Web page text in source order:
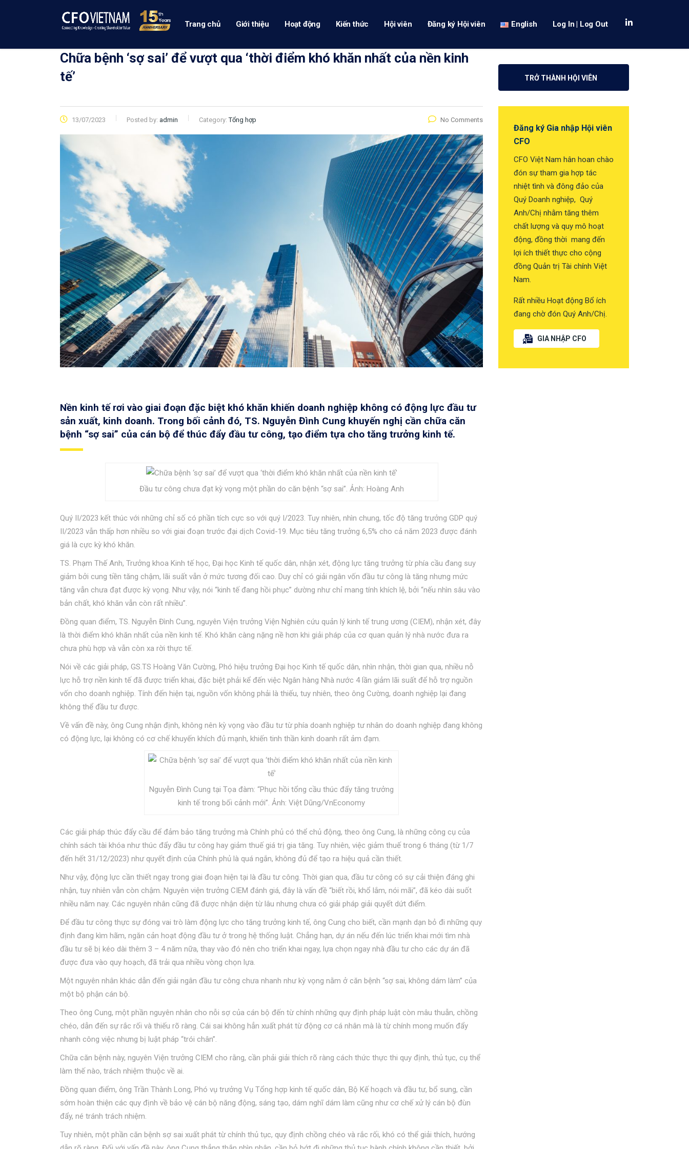
Trang chủ Giới thiệu Hoạt động Kiến thức Hội viên Đăng ký Hội viên English Log In | Log Out
Chữa bệnh ‘sợ sai’ để vượt qua ‘thời điểm khó khăn nhất của nền kinh
tế’
13/07/2023 Posted by: admin Category:Tổng hợp No Comments
Nền kinh tế rơi vào giai đoạn đặc biệt khó khăn khiến doanh nghiệp không có động lực đầu tư
sản xuất, kinh doanh. Trong bối cảnh đó, TS. Nguyễn Đình Cung khuyến nghị cần chữa căn
bệnh “sợ sai” của cán bộ để thúc đẩy đầu tư công, tạo điểm tựa cho tăng trưởng kinh tế.
Đầu tư công chưa đạt kỳ vọng một phần do căn bệnh “sợ sai”. Ảnh: Hoàng Anh
Quý II/2023 kết thúc với những chỉ số có phần tích cực so với quý I/2023. Tuy nhiên, nhìn chung, tốc độ tăng trưởng GDP quý
II/2023 vẫn thấp hơn nhiều so với giai đoạn trước đại dịch Covid-19. Mục tiêu tăng trưởng 6,5% cho cả năm 2023 được đánh
giá là cực kỳ khó khăn.
TS. Phạm Thế Anh, Trưởng khoa Kinh tế học, Đại học Kinh tế quốc dân, nhận xét, động lực tăng trưởng từ phía cầu đang suy
giảm bởi cung tiền tăng chậm, lãi suất vẫn ở mức tương đối cao. Duy chỉ có giải ngân vốn đầu tư công là tăng nhưng mức
tăng vẫn chưa đạt được kỳ vọng. Như vậy, nói “kinh tế đang hồi phục” dường như chỉ mang tính khích lệ, bởi “nếu nhìn sâu vào
bản chất, khó khăn vẫn còn rất nhiều”.
Đồng quan điểm, TS. Nguyễn Đình Cung, nguyên Viện trưởng Viện Nghiên cứu quản lý kinh tế trung ương (CIEM), nhận xét, đây
là thời điểm khó khăn nhất của nền kinh tế. Khó khăn càng nặng nề hơn khi giải pháp của cơ quan quản lý nhà nước đưa ra
chưa phù hợp và vẫn còn xa rời thực tế.
Nói về các giải pháp, GS.TS Hoàng Văn Cường, Phó hiệu trưởng Đại học Kinh tế quốc dân, nhìn nhận, thời gian qua, nhiều nỗ
lực hỗ trợ nền kinh tế đã được triển khai, đặc biệt phải kể đến việc Ngân hàng Nhà nước 4 lần giảm lãi suất để hỗ trợ nguồn
vốn cho doanh nghiệp. Tính đến hiện tại, nguồn vốn không phải là thiếu, tuy nhiên, theo ông Cường, doanh nghiệp lại đang
không thể đầu tư được.
Về vấn đề này, ông Cung nhận định, không nên kỳ vọng vào đầu tư từ phía doanh nghiệp tư nhân do doanh nghiệp đang không
có động lực, lại không có cơ chế khuyến khích đủ mạnh, khiến tinh thần kinh doanh rất ảm đạm.
Nguyễn Đình Cung tại Tọa đàm: “Phục hồi tổng cầu thúc đẩy tăng trưởng
kinh tế trong bối cảnh mới”. Ảnh: Việt Dũng/VnEconomy
Các giải pháp thúc đẩy cầu để đảm bảo tăng trưởng mà Chính phủ có thể chủ động, theo ông Cung, là những công cụ của
chính sách tài khóa như thúc đẩy đầu tư công hay giảm thuế giá trị gia tăng. Tuy nhiên, việc giảm thuế trong 6 tháng (từ 1/7
đến hết 31/12/2023) như quyết định của Chính phủ là quá ngắn, không đủ để tạo ra hiệu quả cần thiết.
Như vậy, động lực cần thiết ngay trong giai đoạn hiện tại là đầu tư công. Thời gian qua, đầu tư công có sự cải thiện đáng ghi
nhận, tuy nhiên vẫn còn chậm. Nguyên viện trưởng CIEM đánh giá, đây là vấn đề “biết rồi, khổ lắm, nói mãi”, đã kéo dài suốt
nhiều năm nay. Các nguyên nhân cũng đã được nhận diện từ lâu nhưng chưa có giải pháp giải quyết dứt điểm.
Để đầu tư công thực sự đóng vai trò làm động lực cho tăng trưởng kinh tế, ông Cung cho biết, cần mạnh dạn bỏ đi những quy
định đang kìm hãm, ngăn cản hoạt động đầu tư ở trong hệ thống luật. Chẳng hạn, dự án nếu đến lúc triển khai mới tìm nhà
đầu tư sẽ bị kéo dài thêm 3 – 4 năm nữa, thay vào đó nên cho triển khai ngay, lựa chọn ngay nhà đầu tư cho các dự án đã
được đưa vào quy hoạch, đã trải qua nhiều vòng chọn lựa.
Một nguyên nhân khác dẫn đến giải ngân đầu tư công chưa nhanh như kỳ vọng nằm ở căn bệnh “sợ sai, không dám làm” của
một bộ phận cán bộ.
Theo ông Cung, một phần nguyên nhân cho nỗi sợ của cán bộ đến từ chính những quy định pháp luật còn mâu thuẫn, chồng
chéo, dẫn đến sự rắc rối và thiếu rõ ràng. Cái sai không hẳn xuất phát từ động cơ cá nhân mà là từ chính mong muốn đẩy
nhanh công việc nhưng bị luật pháp “trói chân”.
Chữa căn bệnh này, nguyên Viện trưởng CIEM cho rằng, cần phải giải thích rõ ràng cách thức thực thi quy định, thủ tục, cụ thể
làm thế nào, trách nhiệm thuộc về ai.
Đồng quan điểm, ông Trần Thành Long, Phó vụ trưởng Vụ Tổng hợp kinh tế quốc dân, Bộ Kế hoạch và đầu tư, bổ sung, cần
sớm hoàn thiện các quy định về bảo vệ cán bộ năng động, sáng tạo, dám nghĩ dám làm cũng như cơ chế xử lý cán bộ đùn
đẩy, né tránh trách nhiệm.
Tuy nhiên, một phần căn bệnh sợ sai xuất phát từ chính thủ tục, quy định chồng chéo và rắc rối, khó có thể giải thích, hướng
TRỞ THÀNH HỘI VIÊN
Đăng ký Gia nhập Hội viên
CFO
CFO Việt Nam hân hoan chào
đón sự tham gia hợp tác
nhiệt tình và đông đảo của
Quý Doanh nghiệp, Quý
Anh/Chị nhằm tăng thêm
chất lượng và quy mô hoạt
động, đồng thời mang đến
lợi ích thiết thực cho cộng
đồng Quản trị Tài chính Việt
Nam.
Rất nhiều Hoạt động Bổ ích
đang chờ đón Quý Anh/Chị.
GIA NHẬP CFO